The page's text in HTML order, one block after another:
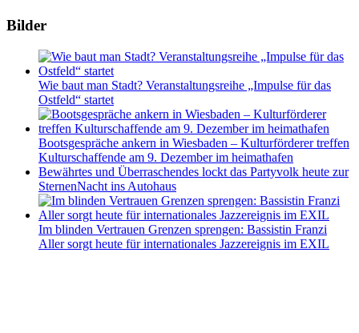
Bilder
Wie baut man Stadt? Veranstaltungsreihe „Impulse für das
Ostfeld“ startet
Bootsgespräche ankern in Wiesbaden – Kulturförderer treffen
Kulturschaffende am 9. Dezember im heimathafen
Bewährtes und Überraschendes lockt das Partyvolk heute zur
SternenNacht ins Autohaus
Im blinden Vertrauen Grenzen sprengen: Bassistin Franzi
Aller sorgt heute für internationales Jazzereignis im EXIL